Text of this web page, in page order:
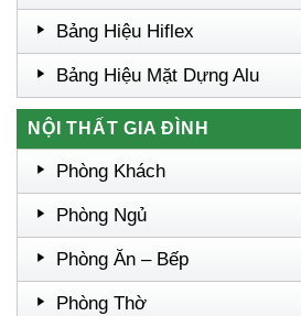
Bảng Hiệu Hiflex
Bảng Hiệu Mặt Dựng Alu
NỘI THẤT GIA ĐÌNH
Phòng Khách
Phòng Ngủ
Phòng Ăn – Bếp
Phòng Thờ